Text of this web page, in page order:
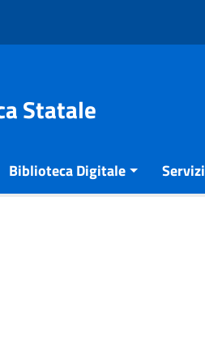
Statale
Biblioteca Digitale Servizi